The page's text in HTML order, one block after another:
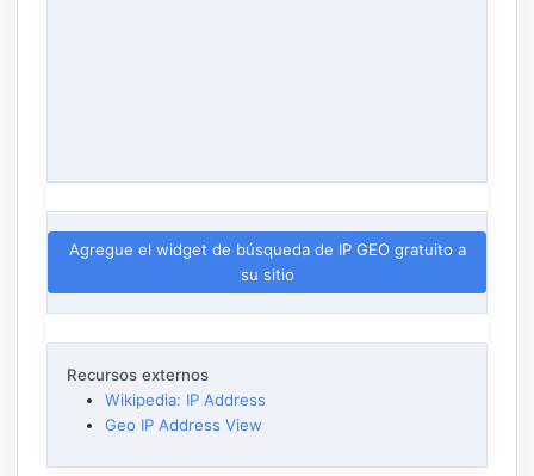
Agregue el widget de búsqueda de IP GEO gratuito a
su sitio
Recursos externos
Wikipedia: IP Address
Geo IP Address View